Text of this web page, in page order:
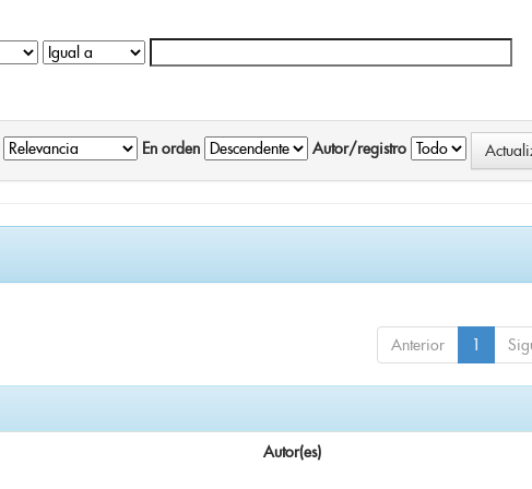
En orden Autor/registro
Anterior 1
Autor(es)